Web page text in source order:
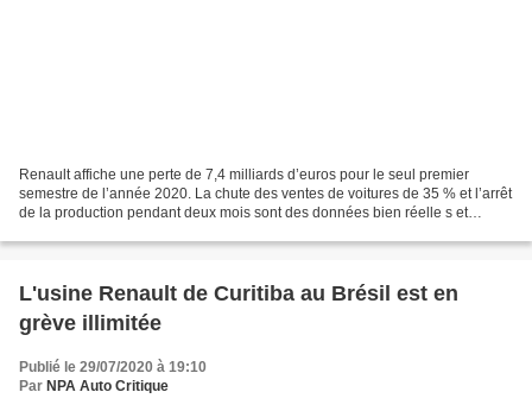
Renault affiche une perte de 7,4 milliards d’euros pour le seul premier
semestre de l’année 2020. La chute des ventes de voitures de 35 % et l’arrêt
de la production pendant deux mois sont des données bien réelle s et
L'usine Renault de Curitiba au Brésil est en
grève illimitée
Publié le 29/07/2020 à 19:10
Par NPA Auto Critique